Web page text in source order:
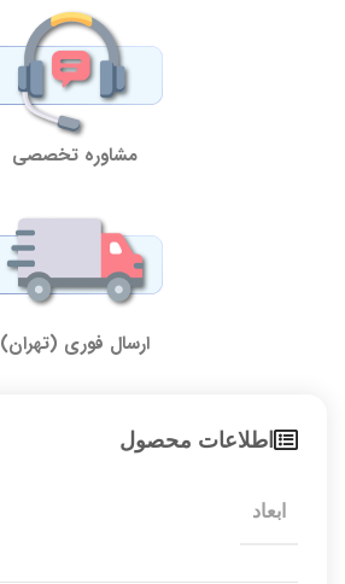
مشاوره تخصصی
ارسال فوری (تهران)
اطلاعات محصول
ابعاد